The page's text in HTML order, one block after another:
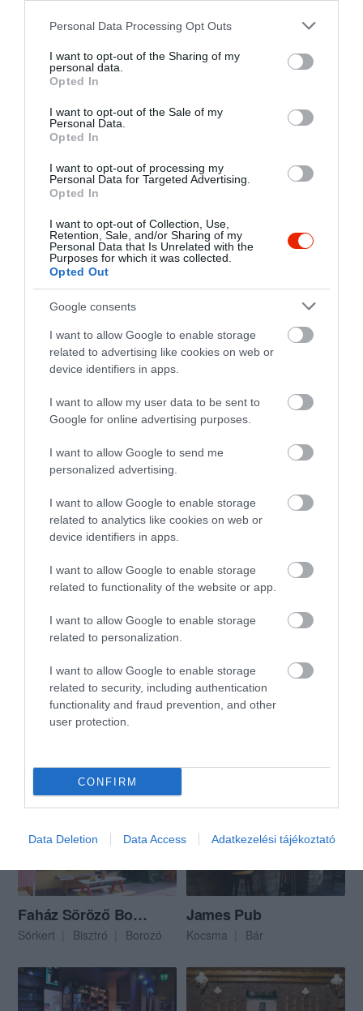
Please note that this website/app uses one or more Google
not limited to your visit or usage behaviour. You may click to
grant or deny consent to Google and its third-party tags to
use your data for below specified purposes in below Google
consent section.
Personal Data Processing Opt Outs
I want to opt-out of the Sharing of my
personal data.
Opted In
I want to opt-out of the Sale of my
Personal Data.
Opted In
I want to opt-out of processing my
Personal Data for Targeted Advertising.
Opted In
I want to opt-out of Collection, Use,
Retention, Sale, and/or Sharing of my
Personal Data that Is Unrelated with the
Purposes for which it was collected.
Opted Out
Google consents
I want to allow Google to enable storage
related to advertising like cookies on web or
device identifiers in apps.
I want to allow my user data to be sent to
Google for online advertising purposes.
I want to allow Google to send me
personalized advertising.
I want to allow Google to enable storage
related to analytics like cookies on web or
device identifiers in apps.
I want to allow Google to enable storage
related to functionality of the website or app.
I want to allow Google to enable storage
related to personalization.
I want to allow Google to enable storage
related to security, including authentication
functionality and fraud prevention, and other
user protection.
CONFIRM
Data Deletion Data Access Adatkezelési tájékoztató
Rókalyuk Söröző
Sörkert
Kocsma
Padlás Club 5.0
Sport Söröző
$
Kocsma
Sörkert
Kis Deák Söröző & Borozó
Kocsma
Darts Club Véndiófa
$$
Sport Bár
Kocsma Szórakozóhely
Rockline Pub 2.3
Angol Kocsma
Zeberer Borozó
Borozó
Pince Klub
Kocsma
Éjszakai Klub
Kocsma
Borászat Borozó
Faház Söröző Borozó
Sörkert Bisztró Borozó
James Pub
Kocsma Bár